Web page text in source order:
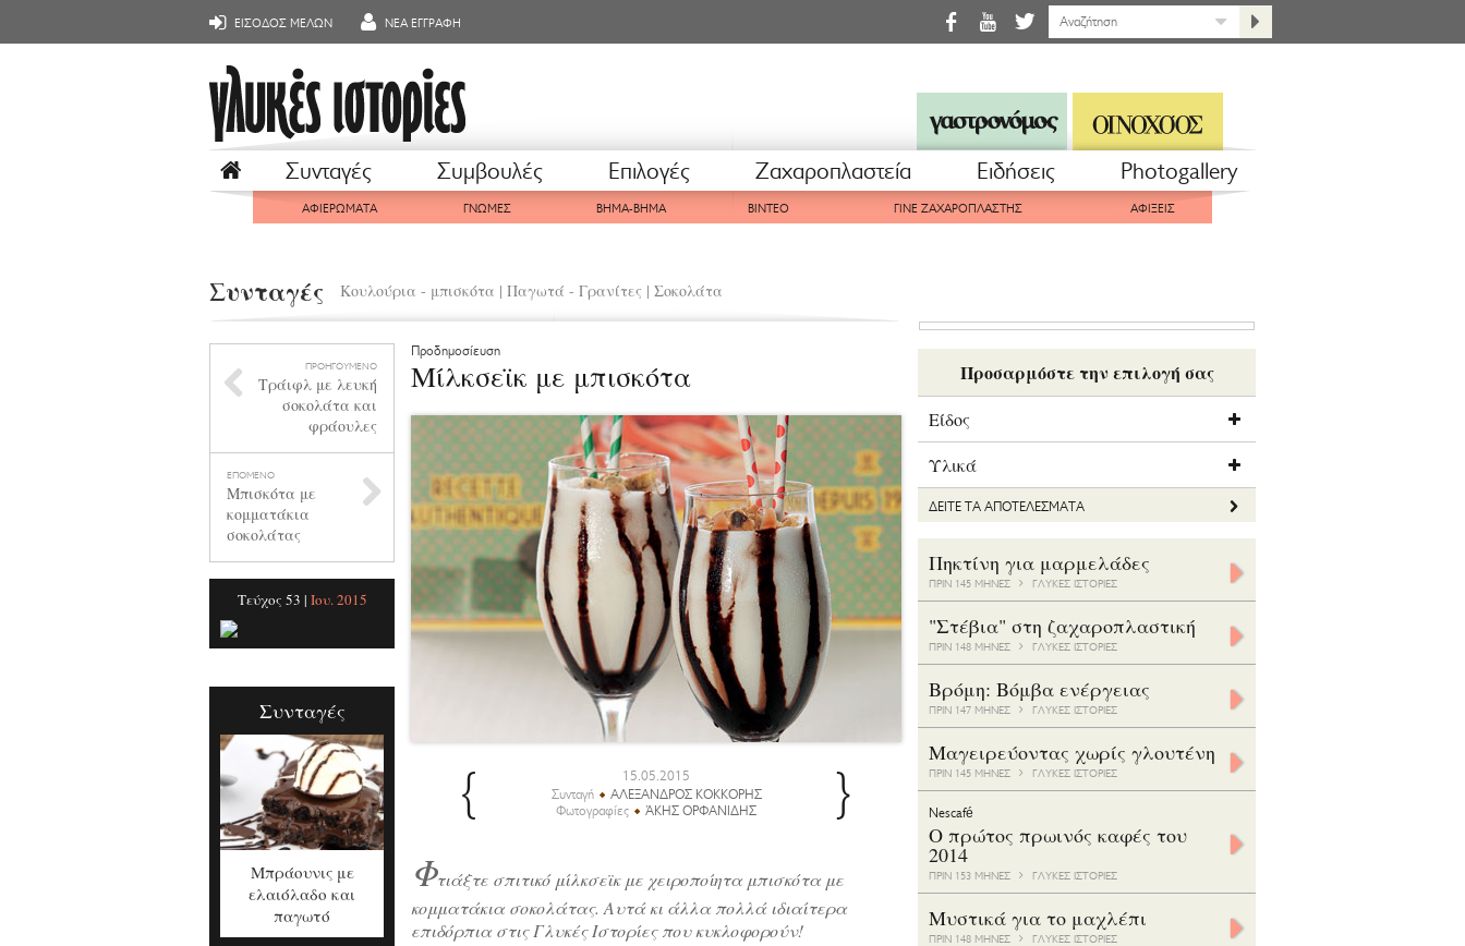
ΕΙΣΟΔΟΣ ΜΕΛΩΝ ΝΕΑ ΕΓΓΡΑΦΗ
Συνταγές Συμβουλές Επιλογές Ζαχαροπλαστεία Eιδήσεις Photogallery
ΑΦΙΕΡΩΜΑΤΑ ΓΝΩΜΕΣ ΒΗΜΑ-ΒΗΜΑ ΒΙΝΤΕΟ ΓΙΝΕ ΖΑΧΑΡΟΠΛΑΣΤΗΣ ΑΦΙΞΕΙΣ
Συνταγές Κουλούρια - μπισκότα | Παγωτά - Γρανίτες | Σοκολάτα
ΠΡΟΗΓΟΥΜΕΝΟ
Τράιφλ με λευκή
σοκολάτα και
φράουλες
ΕΠΟΜΕΝΟ
Μπισκότα με
κομματάκια
σοκολάτας
Τεύχος 53 | Ιου. 2015
Συνταγές
Μπράουνις με
ελαιόλαδο και
παγωτό
Προδημοσίευση
Μίλκσεϊκ με μπισκότα
{ 15.05.2015
Συνταγή
ΑΛΕΞΑΝΔΡΟΣ ΚΟΚΚΟΡΗΣ
Φωτογραφίες
ΆΚΗΣ ΟΡΦΑΝΙΔΗΣ }
Φτιάξτε σπιτικό μίλκσεϊκ με χειροποίητα μπισκότα με
κομματάκια σοκολάτας. Αυτά κι άλλα πολλά ιδιαίτερα
επιδόρπια στις Γλυκές Ιστορίες που κυκλοφορούν!
Προσαρμόστε την επιλογή σας
Είδος
Υλικά
ΔΕΙΤΕ ΤΑ ΑΠΟΤΕΛΕΣΜΑΤΑ
Πηκτίνη για μαρμελάδες
ΠΡΙΝ 145 ΜΗΝΕΣ ΓΛΥΚΕΣ ΙΣΤΟΡΙΕΣ
"Στέβια" στη ζαχαροπλαστική
ΠΡΙΝ 148 ΜΗΝΕΣ ΓΛΥΚΕΣ ΙΣΤΟΡΙΕΣ
Bρόμη: Βόμβα ενέργειας
ΠΡΙΝ 147 ΜΗΝΕΣ ΓΛΥΚΕΣ ΙΣΤΟΡΙΕΣ
Μαγειρεύοντας χωρίς γλουτένη
ΠΡΙΝ 145 ΜΗΝΕΣ ΓΛΥΚΕΣ ΙΣΤΟΡΙΕΣ
Nescafé
Ο πρώτος πρωινός καφές του
2014
ΠΡΙΝ 153 ΜΗΝΕΣ ΓΛΥΚΕΣ ΙΣΤΟΡΙΕΣ
Μυστικά για το μαχλέπι
ΠΡΙΝ 148 ΜΗΝΕΣ ΓΛΥΚΕΣ ΙΣΤΟΡΙΕΣ